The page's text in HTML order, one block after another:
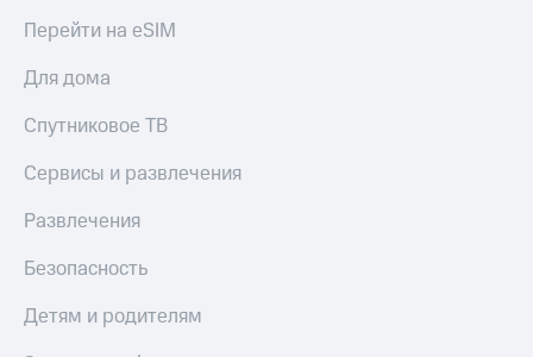
Перейти на eSIM
Для дома
Спутниковое ТВ
Сервисы и развлечения
Развлечения
Безопасность
Детям и родителям